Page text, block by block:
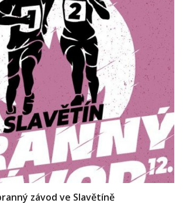
závod ve Slavětíně